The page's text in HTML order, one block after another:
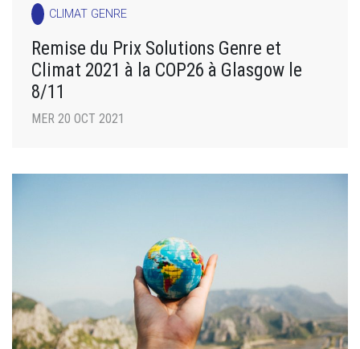
CLIMAT GENRE
Remise du Prix Solutions Genre et
Climat 2021 à la COP26 à Glasgow le
8/11
MER 20 OCT 2021